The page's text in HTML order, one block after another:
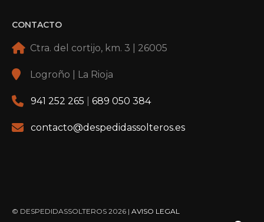
CONTACTO
Ctra. del cortijo, km. 3 | 26005
Logroño | La Rioja
941 252 265 689 050 384
contacto@despedidassolteros.es
© DESPEDIDASSOLTEROS 2026 | AVISO LEGAL